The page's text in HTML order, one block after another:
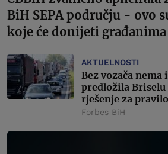
BiH SEPA području - ovo
koje će donijeti
AKTUELNOSTI
Bez vozača nema
predložila
rješenje za
Forbes BiH